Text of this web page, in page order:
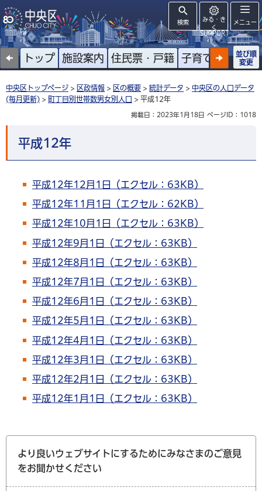
検索
みる・き
く
SUPPORT
メニュー
トップ 施設案内 住民票・戸籍 子育て 高齢者
並び順
変更
中央区トップページ > 区政情報 > 区の概要 > 統計データ > 中央区の人口データ
(毎月更新) > 町丁目別世帯数男女別人口 > 平成12年
掲載日：2023年1月18日 ページID：1018
平成12年
平成12年12月1日（エクセル：63KB）
平成12年11月1日（エクセル：62KB）
平成12年10月1日（エクセル：63KB）
平成12年9月1日（エクセル：63KB）
平成12年8月1日（エクセル：63KB）
平成12年7月1日（エクセル：63KB）
平成12年6月1日（エクセル：63KB）
平成12年5月1日（エクセル：63KB）
平成12年4月1日（エクセル：63KB）
平成12年3月1日（エクセル：63KB）
平成12年2月1日（エクセル：63KB）
平成12年1月1日（エクセル：63KB）
より良いウェブサイトにするためにみなさまのご意見
をお聞かせください